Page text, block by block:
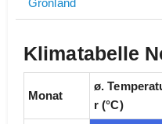
Grönland
Klimatabelle
Monat
ø.
r (°C)